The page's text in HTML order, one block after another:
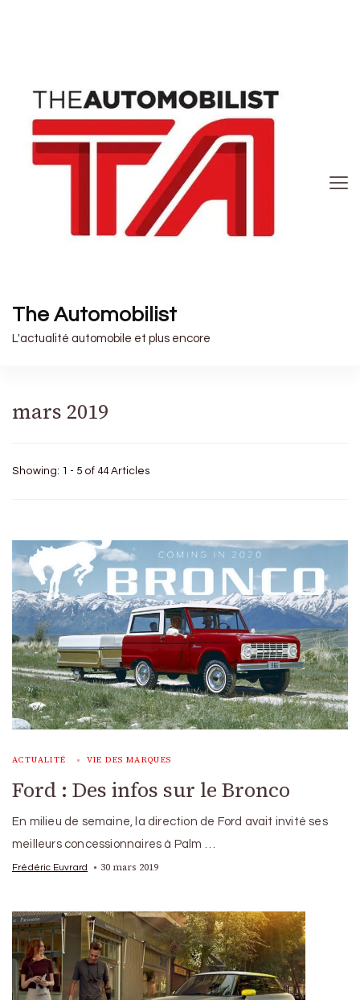
The Automobilist
L'actualité automobile et plus encore
mars 2019
Showing: 1 - 5 of 44 Articles
ACTUALITÉ VIE DES MARQUES
Ford : Des infos sur le Bronco
En milieu de semaine, la direction de Ford avait invité ses
meilleurs concessionnaires à Palm …
Frédéric Euvrard 30 mars 2019